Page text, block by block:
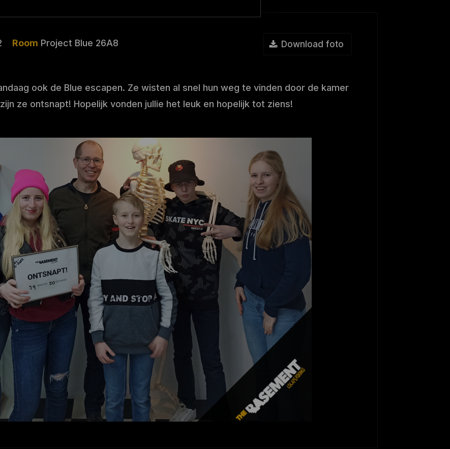
Room Project Blue 26A8 Download foto
ook de Blue escapen. Ze wisten al snel hun weg te vinden door de kamer
ze ontsnapt! Hopelijk vonden jullie het leuk en hopelijk tot ziens!